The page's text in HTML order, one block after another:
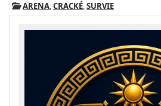
ARENA,CRACKÉ,SURVIE